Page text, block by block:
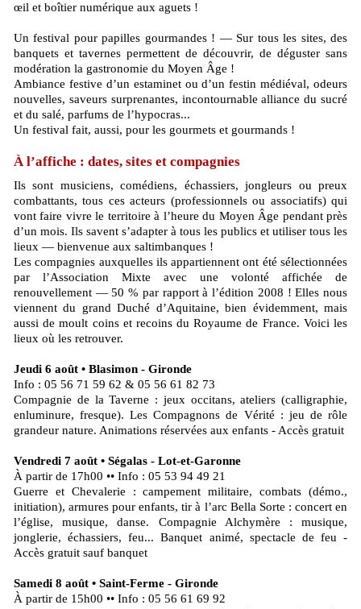
œil et boîtier numérique aux aguets !
Un festival pour papilles gourmandes ! — Sur tous les sites, des
banquets et tavernes permettent de découvrir, de déguster sans
modération la gastronomie du Moyen Âge !
Ambiance festive d’un estaminet ou d’un festin médiéval, odeurs
nouvelles, saveurs surprenantes, incontournable alliance du sucré
et du salé, parfums de l’hypocras...
Un festival fait, aussi, pour les gourmets et gourmands !
À l’affiche : dates, sites et compagnies
Ils sont musiciens, comédiens, échassiers, jongleurs ou preux
combattants, tous ces acteurs (professionnels ou associatifs) qui
vont faire vivre le territoire à l’heure du Moyen Âge pendant près
d’un mois. Ils savent s’adapter à tous les publics et utiliser tous les
lieux — bienvenue aux saltimbanques !
Les compagnies auxquelles ils appartiennent ont été sélectionnées
par l’Association Mixte avec une volonté affichée de
renouvellement — 50 % par rapport à l’édition 2008 ! Elles nous
viennent du grand Duché d’Aquitaine, bien évidemment, mais
aussi de moult coins et recoins du Royaume de France. Voici les
lieux où les retrouver.
Jeudi 6 août • Blasimon - Gironde
Info : 05 56 71 59 62 & 05 56 61 82 73
Compagnie de la Taverne : jeux occitans, ateliers (calligraphie,
enluminure, fresque). Les Compagnons de Vérité : jeu de rôle
grandeur nature. Animations réservées aux enfants - Accès gratuit
Vendredi 7 août • Ségalas - Lot-et-Garonne
À partir de 17h00 •• Info : 05 53 94 49 21
Guerre et Chevalerie : campement militaire, combats (démo.,
initiation), armures pour enfants, tir à l’arc Bella Sorte : concert en
l’église, musique, danse. Compagnie Alchymère : musique,
jonglerie, échassiers, feu... Banquet animé, spectacle de feu -
Accès gratuit sauf banquet
Samedi 8 août • Saint-Ferme - Gironde
À partir de 15h00 •• Info : 05 56 61 69 92